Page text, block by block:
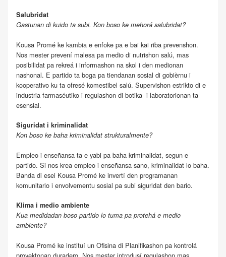
Salubridat
Gastunan di kuido ta subi. Kon boso ke mehorá salubridat?
Kousa Promé ke kambia e enfoke pa e bai kai riba prevenshon.
Nos mester prevení malesa pa medio di nutrishon salú, mas
posibilidat pa rekreá i informashon na skol i den medionan
nashonal. E partido ta boga pa tiendanan sosial di gobièrnu i
kooperativo ku ta ofresé komestibel salú. Supervishon estrikto di e
industria farmaséutiko i regulashon di botika- i laboratorionan ta
esensial.
Siguridat i kriminalidat
Kon boso ke baha kriminalidat strukturalmente?
Empleo i enseñansa ta e yabi pa baha kriminalidat, segun e
partido. Si nos krea empleo i enseñansa sano, kriminalidat lo baha.
Banda di esei Kousa Promé ke invertí den programanan
komunitario i envolvementu sosial pa subi siguridat den bario.
Klima i medio ambiente
Kua medidadan boso partido lo tuma pa protehá e medio
ambiente?
Kousa Promé ke instituí un Ofisina di Planifikashon pa kontrolá